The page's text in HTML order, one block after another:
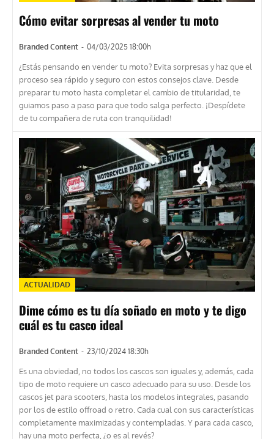
Cómo evitar sorpresas al vender tu moto
Branded Content - 04/03/2025 18:00h
¿Estás pensando en vender tu moto? Evita sorpresas y haz que el
proceso sea rápido y seguro con estos consejos clave. Desde
preparar tu moto hasta completar el cambio de titularidad, te
guiamos paso a paso para que todo salga perfecto. ¡Despídete
de tu compañera de ruta con tranquilidad!
ACTUALIDAD
Dime cómo es tu día soñado en moto y te digo
cuál es tu casco ideal
Branded Content - 23/10/2024 18:30h
Es una obviedad, no todos los cascos son iguales y, además, cada
tipo de moto requiere un casco adecuado para su uso. Desde los
cascos jet para scooters, hasta los modelos integrales, pasando
por los de estilo offroad o retro. Cada cual con sus características
completamente maximizadas y contempladas. Y para cada casco,
hay una moto perfecta, ¿o es al revés?